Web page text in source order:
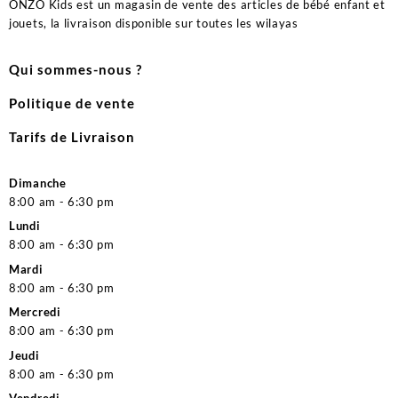
ONZO Kids est un magasin de vente des articles de bébé enfant et
jouets, la livraison disponible sur toutes les wilayas
Qui sommes-nous ?
Politique de vente
Tarifs de Livraison
Dimanche
8:00 am - 6:30 pm
Lundi
8:00 am - 6:30 pm
Mardi
8:00 am - 6:30 pm
Mercredi
8:00 am - 6:30 pm
Jeudi
8:00 am - 6:30 pm